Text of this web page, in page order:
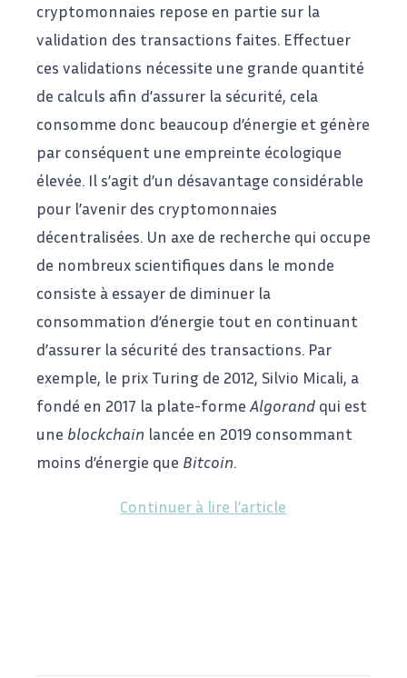
cryptomonnaies repose en partie sur la
validation des transactions faites. Effectuer
ces validations nécessite une grande quantité
de calculs afin d’assurer la sécurité, cela
consomme donc beaucoup d’énergie et génère
par conséquent une empreinte écologique
élevée. Il s’agit d’un désavantage considérable
pour l’avenir des cryptomonnaies
décentralisées. Un axe de recherche qui occupe
de nombreux scientifiques dans le monde
consiste à essayer de diminuer la
consommation d’énergie tout en continuant
d’assurer la sécurité des transactions. Par
exemple, le prix Turing de 2012, Silvio Micali, a
fondé en 2017 la plate-forme Algorandqui est
une blockchain lancée en 2019 consommant
moins d’énergie que Bitcoin.
Continuer à lire l’article